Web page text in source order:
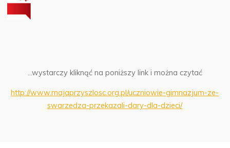
…wystarczy kliknąć na poniższy link i można czytać
http://www.majaprzyszlosc.org.pl/uczniowie-gimnazjum-ze-
swarzedza-przekazali-dary-dla-dzieci/